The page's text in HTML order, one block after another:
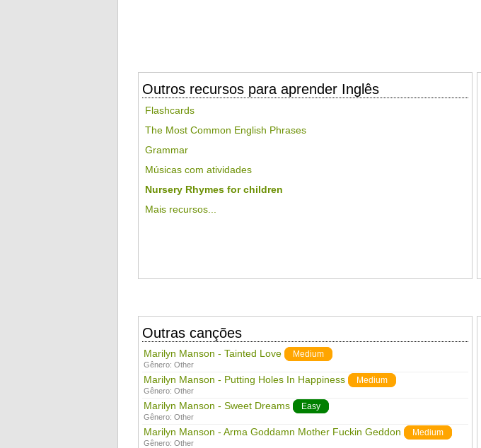
Outros recursos para aprender Inglês
Flashcards
The Most Common English Phrases
Grammar
Músicas com atividades
Nursery Rhymes for children
Mais recursos...
Outras canções
Marilyn Manson - Tainted Love Medium
Gênero: Other
Marilyn Manson - Putting Holes In Happiness Medium
Gênero: Other
Marilyn Manson - Sweet Dreams Easy
Gênero: Other
Marilyn Manson - Arma Goddamn Mother Fuckin Geddon Medium
Gênero: Other